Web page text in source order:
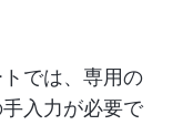
では、専用の
入力が必要で